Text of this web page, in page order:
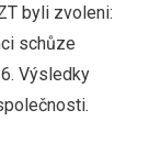
byli zvoleni:
schůze
Výsledky